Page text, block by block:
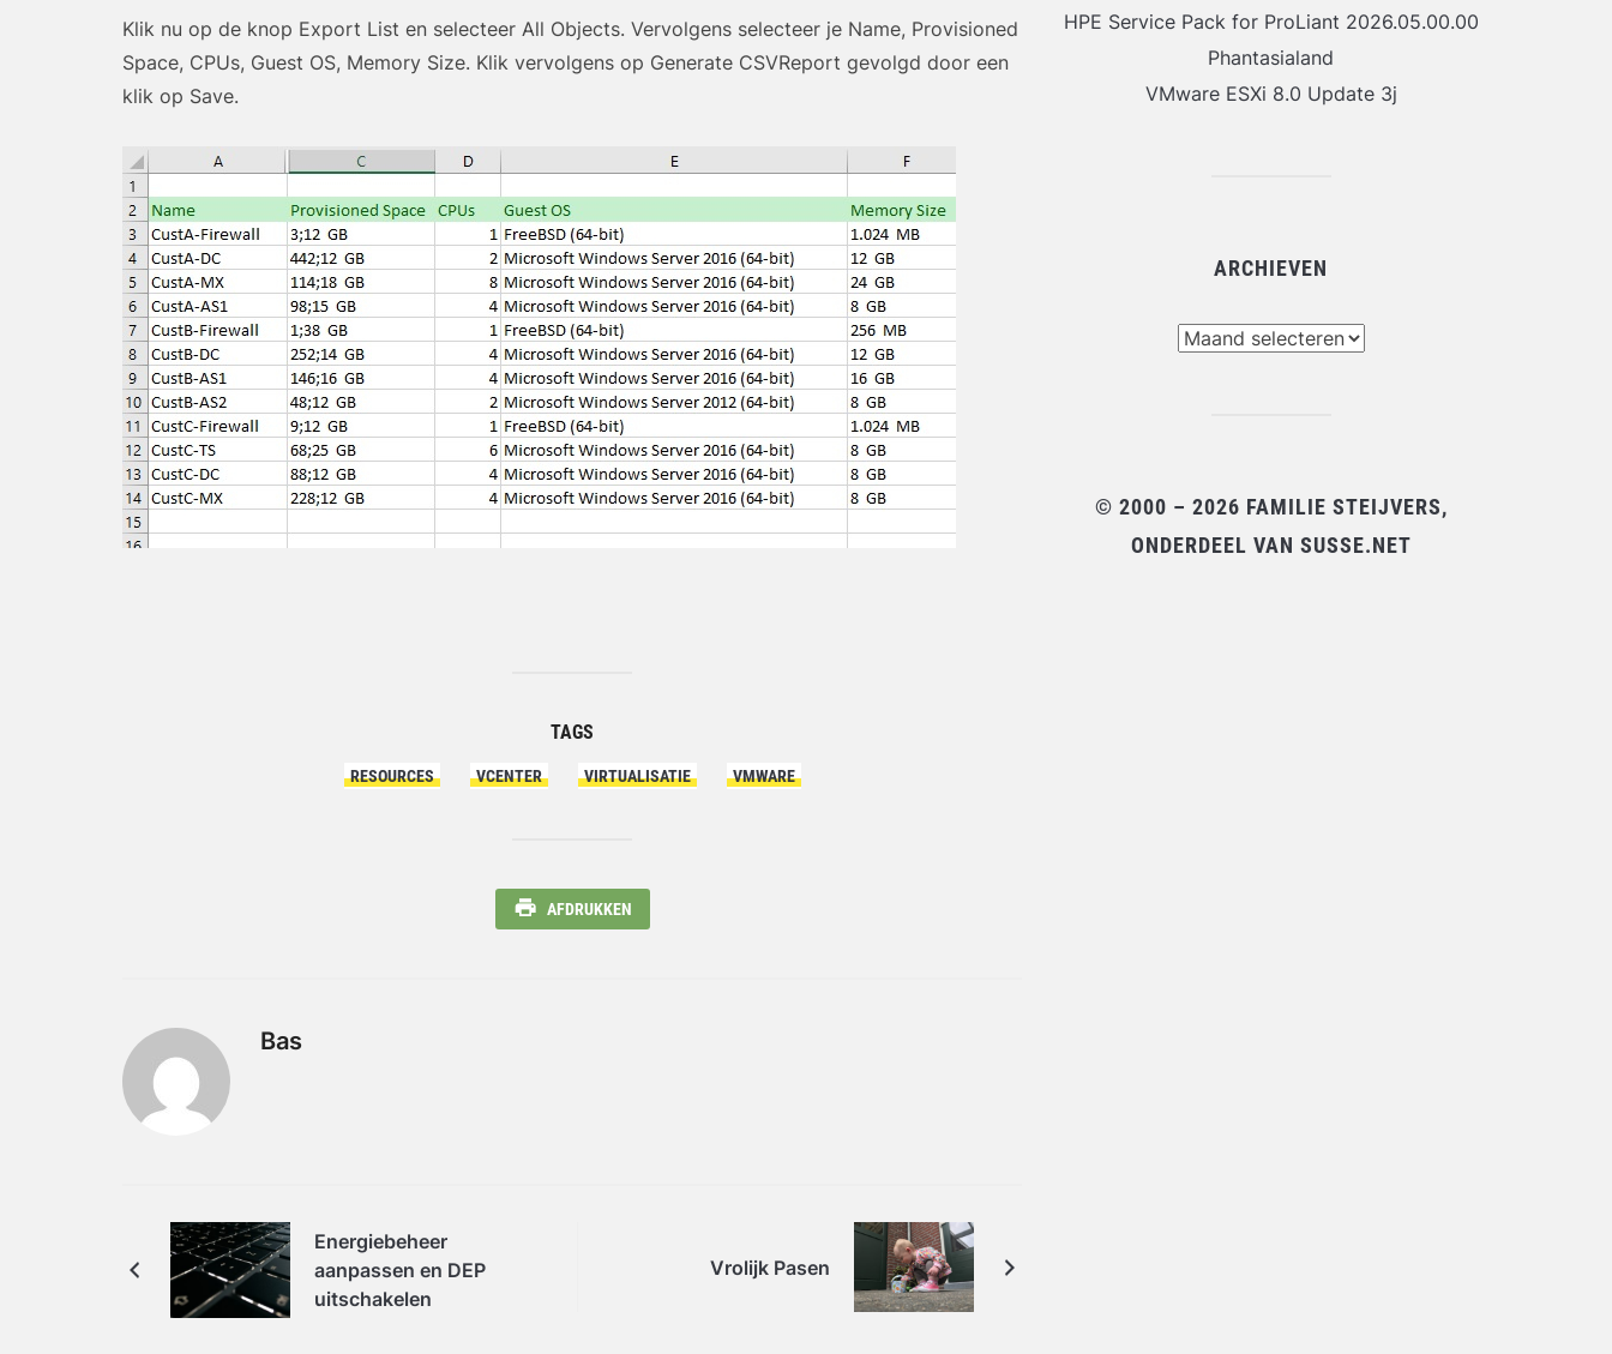
Klik nu op de knop Export List en selecteer All Objects. Vervolgens selecteer je Name, Provisioned
Space, CPUs, Guest OS, Memory Size. Klik vervolgens op Generate CSVReport gevolgd door een
klik op Save.
TAGS
RESOURCES VCENTER VIRTUALISATIE VMWARE
AFDRUKKEN
Bas
Energiebeheer
aanpassen en DEP
uitschakelen
Vrolijk Pasen
HPE Service Pack for ProLiant 2026.05.00.00
Phantasialand
VMware ESXi 8.0 Update 3j
ARCHIEVEN
© 2000 – 2026 FAMILIE STEIJVERS,
ONDERDEEL VAN SUSSE.NET